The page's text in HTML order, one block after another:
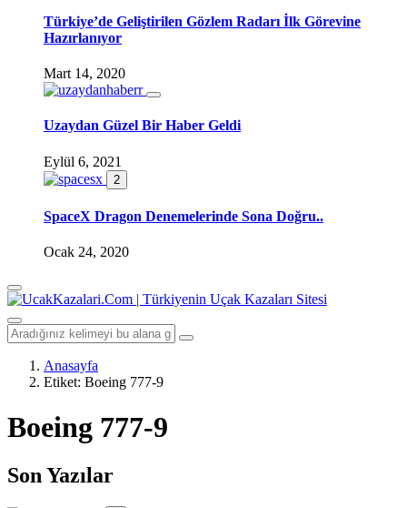
Türkiye’de Geliştirilen Gözlem Radarı İlk Görevine
Hazırlanıyor
Mart 14, 2020
Uzaydan Güzel Bir Haber Geldi
Eylül 6, 2021
2
SpaceX Dragon Denemelerinde Sona Doğru..
Ocak 24, 2020
Anasayfa
Etiket: Boeing 777-9
Boeing 777-9
Son Yazılar